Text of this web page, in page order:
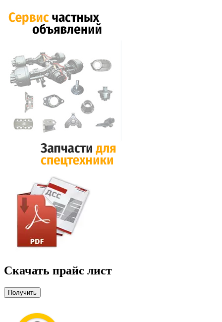
Скачать прайс лист
Получить